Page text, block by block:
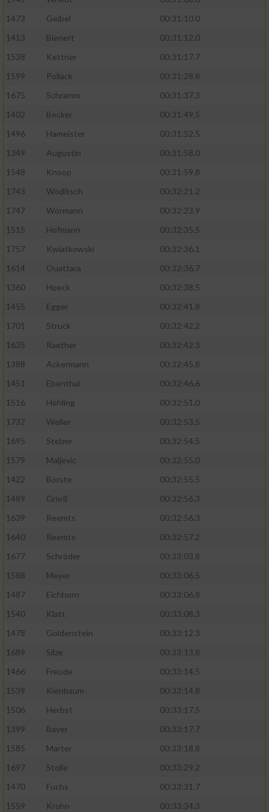
1473
Geibel
00:31:10.0
1413
Bienert
00:31:12.0
1538
Kettner
00:31:17.7
1599
Pollack
00:31:28.8
1675
Schramm
00:31:37.3
1402
Becker
00:31:49.5
1496
Hameister
00:31:52.5
1349
Augustin
00:31:58.0
1548
Knoop
00:31:59.8
1743
Woditsch
00:32:21.2
1747
Wörmann
00:32:23.9
1515
Hofmann
00:32:35.5
1757
Kwiatkowski
00:32:36.1
1614
Ouattara
00:32:36.7
1360
Hoeck
00:32:38.5
1455
Egger
00:32:41.8
1701
Struck
00:32:42.2
1635
Raether
00:32:42.3
1388
Ackermann
00:32:45.8
1451
Ebenthal
00:32:46.6
1516
Höhling
00:32:51.0
1732
Weller
00:32:53.5
1695
Stelzer
00:32:54.5
1579
Maljevic
00:32:55.0
1422
Börste
00:32:55.5
1489
Grieß
00:32:56.3
1639
Reemts
00:32:56.3
1640
Reemts
00:32:57.2
1677
Schröder
00:33:03.8
1588
Meyer
00:33:06.5
1487
Eichhorn
00:33:06.8
1540
Klatt
00:33:08.3
1478
Goldenstein
00:33:12.3
1689
Silze
00:33:13.8
1466
Freude
00:33:14.5
1539
Kienbaum
00:33:14.8
1506
Herbst
00:33:17.5
1399
Bayer
00:33:17.7
1585
Marter
00:33:18.8
1697
Stolle
00:33:29.2
1470
Fuchs
00:33:31.7
1559
Krohn
00:33:34.3